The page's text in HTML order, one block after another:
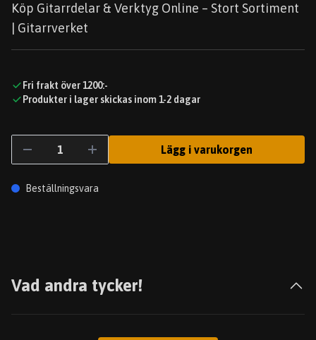
Köp Gitarrdelar & Verktyg Online – Stort Sortiment
| Gitarrverket
Fri frakt över 1200:-
Produkter i lager skickas inom 1-2 dagar
Lägg i varukorgen
Beställningsvara
Vad andra tycker!